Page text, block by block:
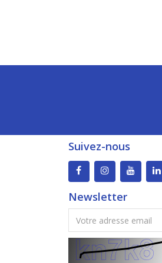
Suivez-nous
Newsletter